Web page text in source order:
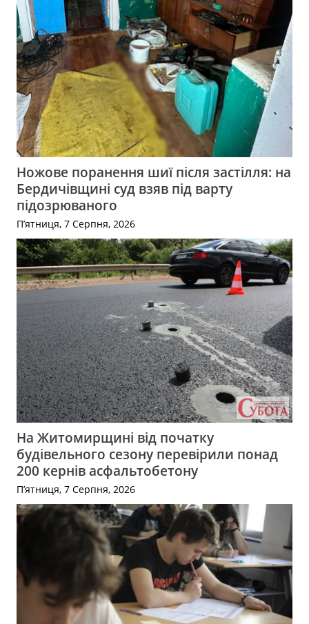
Ножове поранення шиї після застілля: на
Бердичівщині суд взяв під варту
підозрюваного
П’ятниця, 7 Серпня, 2026
На Житомирщині від початку
будівельного сезону перевірили понад
200 кернів асфальтобетону
П’ятниця, 7 Серпня, 2026